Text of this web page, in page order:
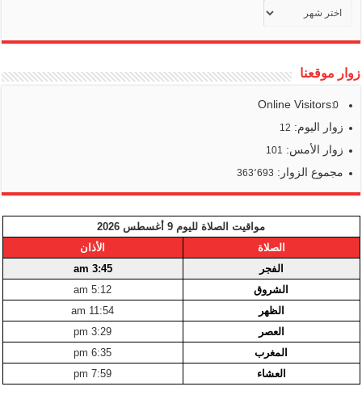
أخبارنا
زوار موقعنا
Online Visitors:
0
زوار اليوم: 12
زوار الأمس: 101
مجموع الزوار: 363٬693
مواقيت الصلاة لليوم 9 أغسطس 2026
الصلاة
الأذان
الفجر
3:45 am
الشروق
5:12 am
الظهر
11:54 am
العصر
3:29 pm
المغرب
6:35 pm
العشاء
7:59 pm